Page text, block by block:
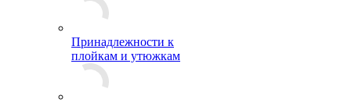
Принадлежности к
плойкам и утюжкам